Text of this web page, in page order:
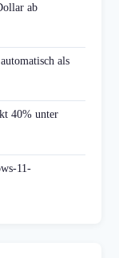
ab
als
40% unter
11-